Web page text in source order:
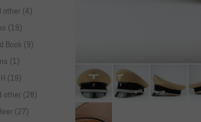
other (4)
(19)
Book (9)
(1)
(19)
other (28)
(27)